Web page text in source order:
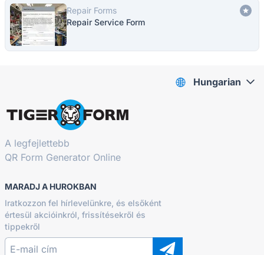
Repair Forms
Repair Service Form
A legfejlettebb
QR Form Generator Online
MARADJ A HUROKBAN
Iratkozzon fel hírlevelünkre, és elsőként
értesül akcióinkról, frissítésekről és
tippekről
Hungarian